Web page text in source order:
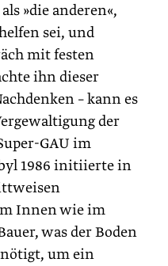
»die anderen«,
sei, und
mit festen
ihn dieser
– kann es
der
GAU im
1986 initiierte in
Innen wie im
was der Boden
um ein